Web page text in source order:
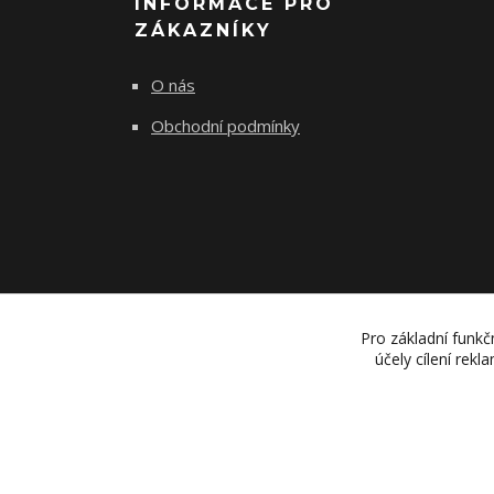
ZÁKAZNÍKY
O nás
Obchodní podmínky
Pro základní
účely cílení